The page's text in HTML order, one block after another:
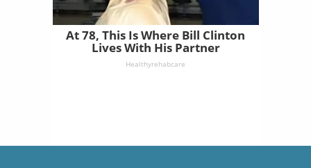
At 78, This Is Where Bill Clinton
Lives With His Partner
Healthyrehabcare